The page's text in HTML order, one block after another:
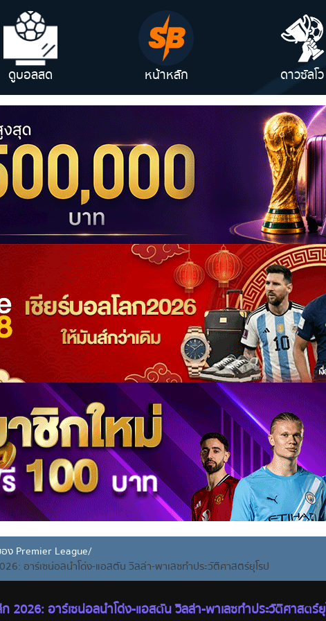
ดูบอลสด หน้าหลัก ดาวซัลโว
ง Premier League/
อาร์เซน่อลนำโด่ง-แอสตัน วิลล่า-พาเลซทำประวัติศาสตร์ยุโรป
2026: อาร์เซน่อลนำโด่ง-แอสตัน วิลล่า-พาเลซทำประวัติศาสตร์